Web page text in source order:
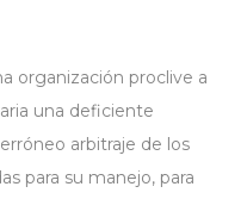
organización proclive a
una deficiente
arbitraje de los
para su manejo, para